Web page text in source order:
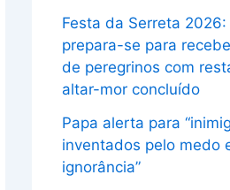
Festa da Serreta
prepara-se para
de peregrinos com
altar-mor concluído
Papa alerta para
inventados pelo medo
ignorância”